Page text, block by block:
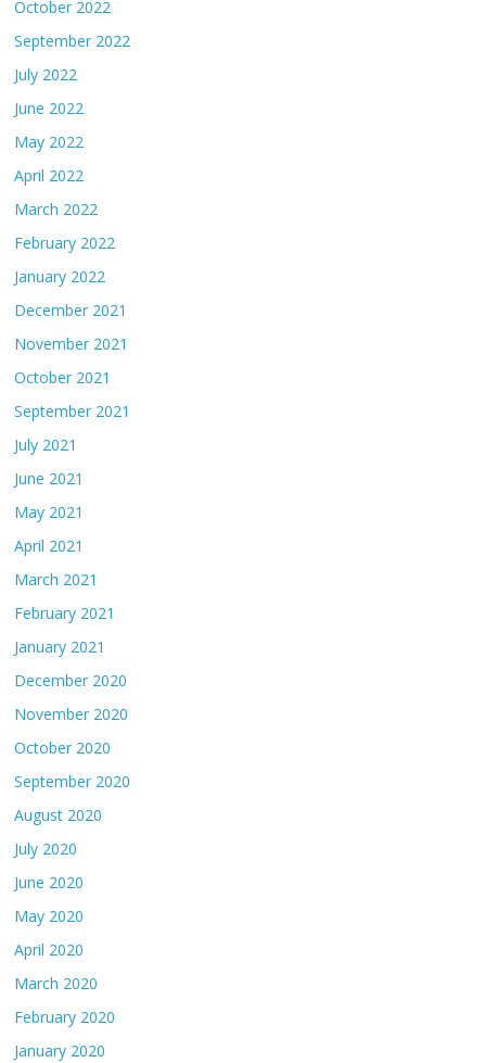
October 2022
September 2022
July 2022
June 2022
May 2022
April 2022
March 2022
February 2022
January 2022
December 2021
November 2021
October 2021
September 2021
July 2021
June 2021
May 2021
April 2021
March 2021
February 2021
January 2021
December 2020
November 2020
October 2020
September 2020
August 2020
July 2020
June 2020
May 2020
April 2020
March 2020
February 2020
January 2020